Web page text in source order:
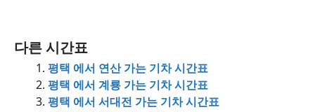
다른 시간표
평택 에서 연산 가는 기차 시간표
평택 에서 계룡 가는 기차 시간표
평택 에서 서대전 가는 기차 시간표